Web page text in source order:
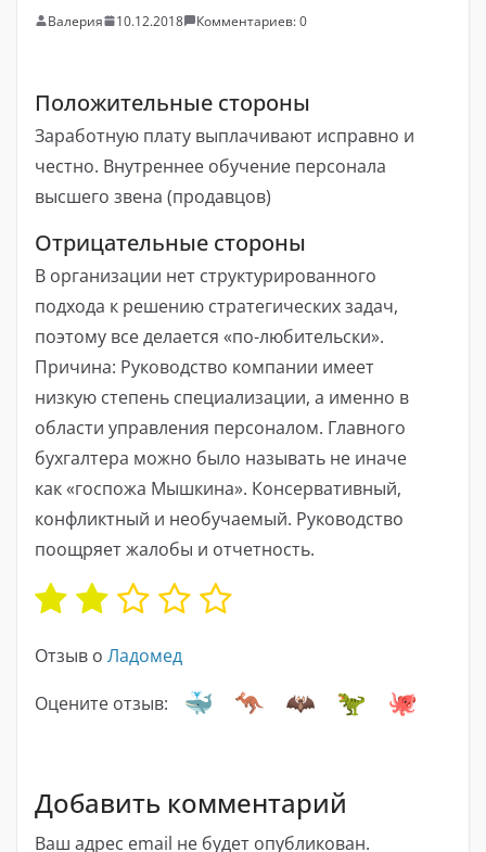
Валерия 10.12.2018 Комментариев: 0
Положительные стороны
Заработную плату выплачивают исправно и
честно. Внутреннее обучение персонала
высшего звена (продавцов)
Отрицательные стороны
В организации нет структурированного
подхода к решению стратегических задач,
поэтому все делается «по-любительски».
Причина: Руководство компании имеет
низкую степень специализации, а именно в
области управления персоналом. Главного
бухгалтера можно было называть не иначе
как «госпожа Мышкина». Консервативный,
конфликтный и необучаемый. Руководство
поощряет жалобы и отчетность.
Отзыв о Ладомед
Оцените отзыв:
Добавить комментарий
Ваш адрес email не будет опубликован.